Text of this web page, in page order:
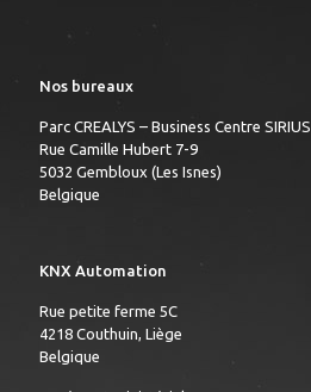
Nos bureaux
Parc CREALYS – Business Centre SIRIUS
Rue Camille Hubert 7-9
5032 Gembloux (Les Isnes)
Belgique
KNX Automation
Rue petite ferme 5C
4218 Couthuin, Liège
Belgique